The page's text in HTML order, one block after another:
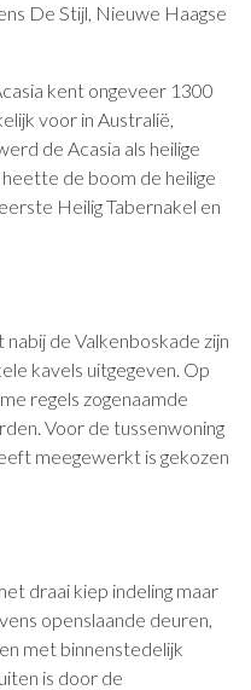
De Stijl, Nieuwe Haagse
kent ongeveer 1300
voor in Australië,
de Acasia als heilige
de boom de heilige
Heilig Tabernakel en
de Valkenboskade zijn
kavels uitgegeven. Op
regels zogenaamde
Voor de tussenwoning
meegewerkt is gekozen
draai kiep indeling maar
openslaande deuren,
met binnenstedelijk
is door de